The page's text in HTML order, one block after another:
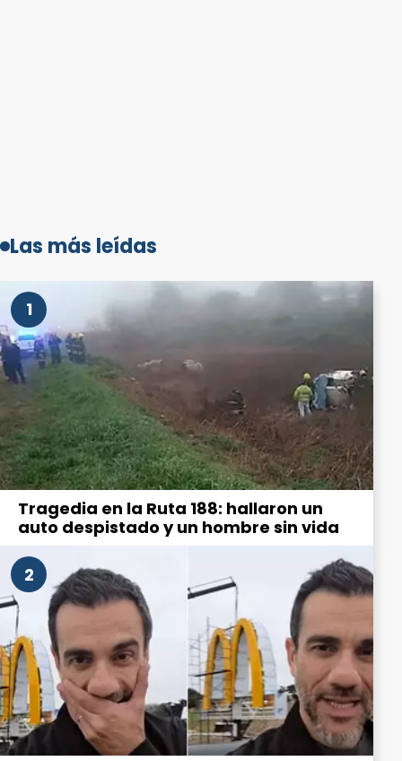
Las más leídas
1
Tragedia en la Ruta 188: hallaron un
auto despistado y un hombre sin vida
2